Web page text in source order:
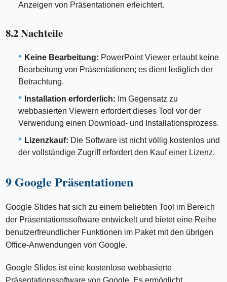
Anzeigen von Präsentationen erleichtert.
8.2 Nachteile
Keine Bearbeitung: PowerPoint Viewer erlaubt keine
Bearbeitung von Präsentationen; es dient lediglich der
Betrachtung.
Installation erforderlich: Im Gegensatz zu
webbasierten Viewern erfordert dieses Tool vor der
Verwendung einen Download- und Installationsprozess.
Lizenzkauf: Die Software ist nicht völlig kostenlos und
der vollständige Zugriff erfordert den Kauf einer Lizenz.
9 Google Präsentationen
Google Slides hat sich zu einem beliebten Tool im Bereich
der Präsentationssoftware entwickelt und bietet eine Reihe
benutzerfreundlicher Funktionen im Paket mit den übrigen
Office-Anwendungen von Google.
Google Slides ist eine kostenlose webbasierte
Präsentationssoftware von Google. Es ermöglicht